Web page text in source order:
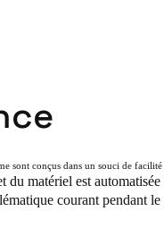
sont conçus dans un souci de
du matériel est
courant pendant le